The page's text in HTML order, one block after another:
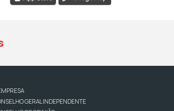
GERAL INDEPENDENTE